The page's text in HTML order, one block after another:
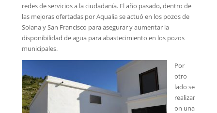
redes de servicios a la ciudadanía. El año pasado, dentro de
las mejoras ofertadas por Aqualia se actuó en los pozos de
Solana y San Francisco para asegurar y aumentar la
disponibilidad de agua para abastecimiento en los pozos
municipales.
Por
otro
lado se
realizar
on una